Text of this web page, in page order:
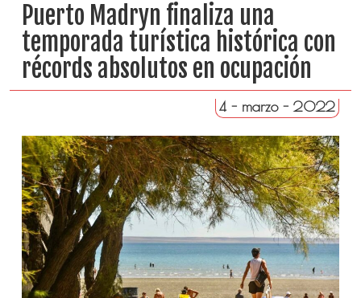
Puerto Madryn finaliza una
temporada turística histórica con
récords absolutos en ocupación
4 - marzo - 2022